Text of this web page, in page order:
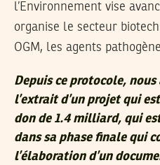
l’Environnement vise
organise le secteur
OGM, les agents
Depuis ce protocole,
l’extrait d’un projet qui
don de 1.4 milliard, qui
dans sa phase finale qui
l’élaboration d’un